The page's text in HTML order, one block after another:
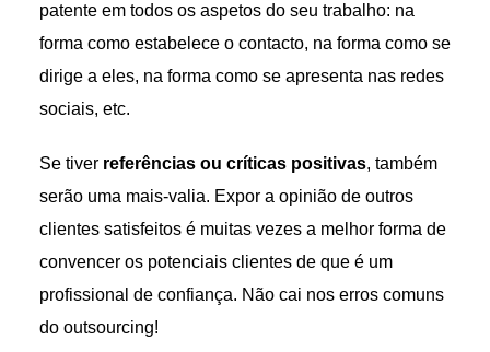
patente em todos os aspetos do seu trabalho: na
forma como estabelece o contacto, na forma como se
dirige a eles, na forma como se apresenta nas redes
sociais, etc.
Se tiver referências ou críticas positivas, também
serão uma mais-valia. Expor a opinião de outros
clientes satisfeitos é muitas vezes a melhor forma de
convencer os potenciais clientes de que é um
profissional de confiança. Não cai nos erros comuns
do outsourcing!